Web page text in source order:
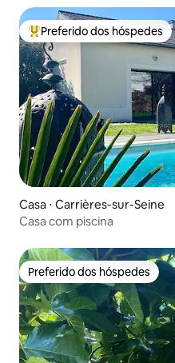
Entre os melhores
Preferido dos hóspedes
Casa ⋅ Carrières-sur-Seine
Casa com piscina
Preferido dos hóspedes
Preferido dos hóspedes